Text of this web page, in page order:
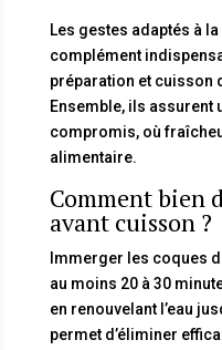
Les gestes adaptés à
complément
préparation et cuisson
Ensemble, ils assurent
compromis, où
alimentaire.
Comment bien
avant cuisson ?
Immerger les coques
au moins 20 à 30
en renouvelant l’eau
permet d’éliminer